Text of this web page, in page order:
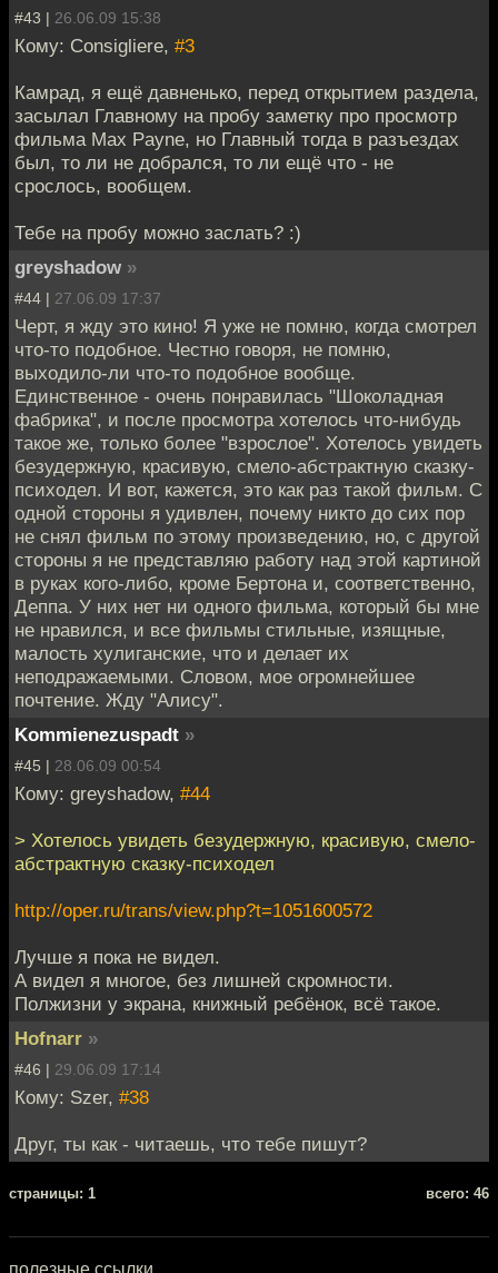
#43 | 26.06.09 15:38
Кому: Consigliere, #3
Камрад, я ещё давненько, перед открытием раздела,
засылал Главному на пробу заметку про просмотр
фильма Max Payne, но Главный тогда в разъездах
был, то ли не добрался, то ли ещё что - не
срослось, вообщем.
Тебе на пробу можно заслать? :)
greyshadow »
#44 | 27.06.09 17:37
Черт, я жду это кино! Я уже не помню, когда смотрел
что-то подобное. Честно говоря, не помню,
выходило-ли что-то подобное вообще.
Единственное - очень понравилась "Шоколадная
фабрика", и после просмотра хотелось что-нибудь
такое же, только более "взрослое". Хотелось увидеть
безудержную, красивую, смело-абстрактную сказку-
психодел. И вот, кажется, это как раз такой фильм. С
одной стороны я удивлен, почему никто до сих пор
не снял фильм по этому произведению, но, с другой
стороны я не представляю работу над этой картиной
в руках кого-либо, кроме Бертона и, соответственно,
Деппа. У них нет ни одного фильма, который бы мне
не нравился, и все фильмы стильные, изящные,
малость хулиганские, что и делает их
неподражаемыми. Словом, мое огромнейшее
почтение. Жду "Алису".
Kommienezuspadt »
#45 | 28.06.09 00:54
Кому: greyshadow, #44
> Хотелось увидеть безудержную, красивую, смело-
абстрактную сказку-психодел
http://oper.ru/trans/view.php?t=1051600572
Лучше я пока не видел.
А видел я многое, без лишней скромности.
Полжизни у экрана, книжный ребёнок, всё такое.
Hofnarr »
#46 | 29.06.09 17:14
Кому: Szer, #38
Друг, ты как - читаешь, что тебе пишут?
cтраницы: 1 всего: 46